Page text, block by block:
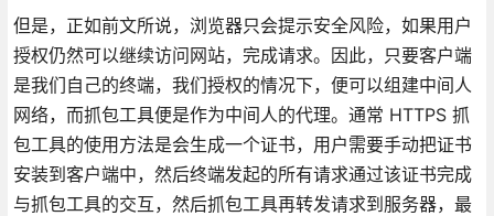
但是，正如前文所说，浏览器只会提示安全风险，如果用户
授权仍然可以继续访问网站，完成请求。因此，只要客户端
是我们自己的终端，我们授权的情况下，便可以组建中间人
网络，而抓包工具便是作为中间人的代理。通常 HTTPS 抓
包工具的使用方法是会生成一个证书，用户需要手动把证书
安装到客户端中，然后终端发起的所有请求通过该证书完成
与抓包工具的交互，然后抓包工具再转发请求到服务器，最